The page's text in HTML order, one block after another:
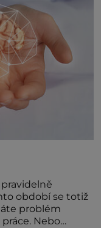
období se totiž
problém
Nebo